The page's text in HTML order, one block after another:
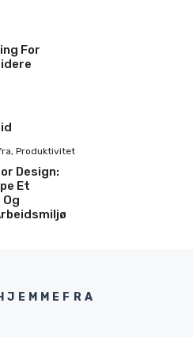
For
, Produktivitet
Design:
Et